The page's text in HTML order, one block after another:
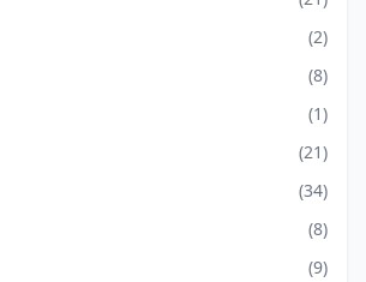
(2)
(8)
(1)
(21)
(34)
(8)
(9)